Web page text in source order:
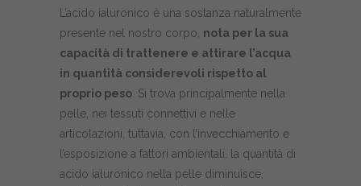
L’acido ialuronico è una sostanza naturalmente
presente nel nostro corpo, nota per la sua
capacità di trattenere e attirare l’acqua
in quantità considerevoli rispetto al
proprio peso . Si trova principalmente nella
pelle, nei tessuti connettivi e nelle
articolazioni, tuttavia, con l’invecchiamento e
l’esposizione a fattori ambientali, la quantità di
acido ialuronico nella pelle diminuisce,